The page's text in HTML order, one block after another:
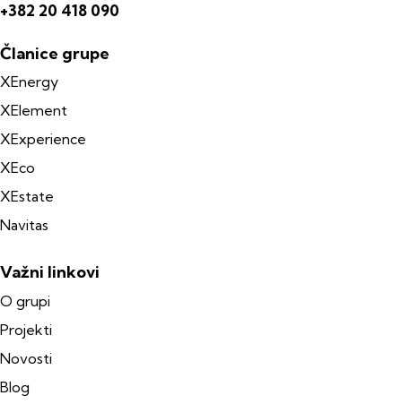
+382 20 418 090
Članice grupe
XEnergy
XElement
XExperience
XEco
XEstate
Navitas
Važni linkovi
O grupi
Projekti
Novosti
Blog